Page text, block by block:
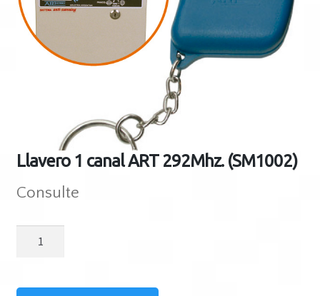
Llavero 1 canal ART 292Mhz. (SM1002)
Consulte
ART